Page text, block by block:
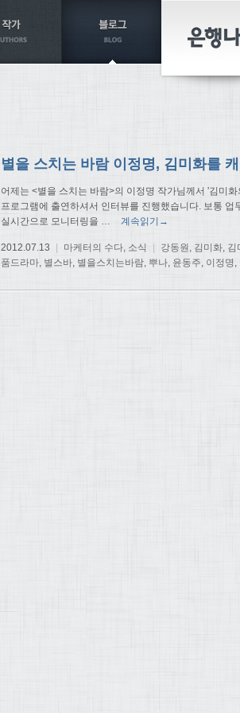
어제는 <별을 스치는 바람>의 이정명 작가님께서 '김미
프로그램에 출연하셔서 인터뷰를 진행했습니다. 보통 업
실시간으로 모니터링을
계속읽기→
2012.07.13 마케터의 수다, 소식 강동원 , 김미화, 김
품드라마, 별스바, 별을스치는바람, 뿌나, 윤동주, 이정명,